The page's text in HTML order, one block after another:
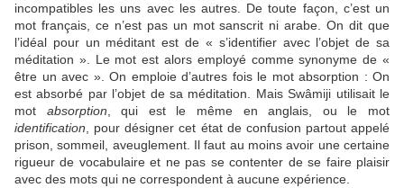
incompatibles les uns avec les autres. De toute façon, c’est un
mot français, ce n’est pas un mot sanscrit ni arabe. On dit que
l’idéal pour un méditant est de « s’identifier avec l’objet de sa
méditation ». Le mot est alors employé comme synonyme de «
être un avec ». On emploie d’autres fois le mot absorption : On
est absorbé par l’objet de sa méditation. Mais Swâmiji utilisait le
mot absorption , qui est le même en anglais, ou le mot
identification , pour désigner cet état de confusion partout appelé
prison, sommeil, aveuglement. Il faut au moins avoir une certaine
rigueur de vocabulaire et ne pas se contenter de se faire plaisir
avec des mots qui ne correspondent à aucune expérience.